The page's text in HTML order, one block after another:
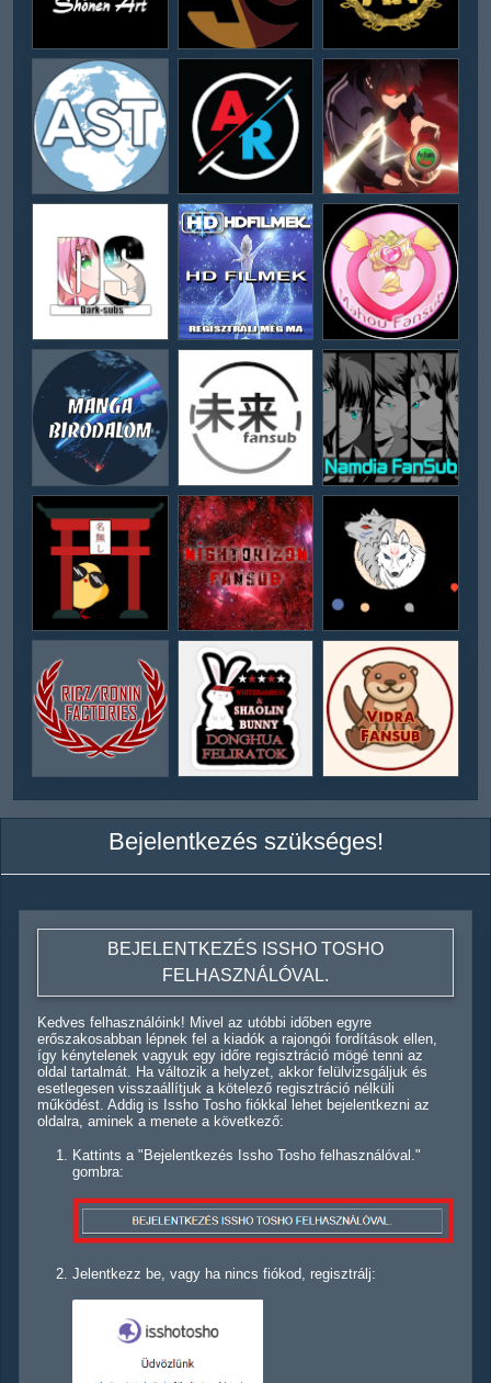
Bejelentkezés szükséges!
BEJELENTKEZÉS ISSHO TOSHO
FELHASZNÁLÓVAL.
Kedves felhasználóink! Mivel az utóbbi időben egyre
erőszakosabban lépnek fel a kiadók a rajongói fordítások ellen,
így kénytelenek vagyuk egy időre regisztráció mögé tenni az
oldal tartalmát. Ha változik a helyzet, akkor felülvizsgáljuk és
esetlegesen visszaállítjuk a kötelező regisztráció nélküli
működést. Addig is Issho Tosho fiókkal lehet bejelentkezni az
oldalra, aminek a menete a következő:
Kattints a "Bejelentkezés Issho Tosho felhasználóval."
gombra:
Jelentkezz be, vagy ha nincs fiókod, regisztrálj: